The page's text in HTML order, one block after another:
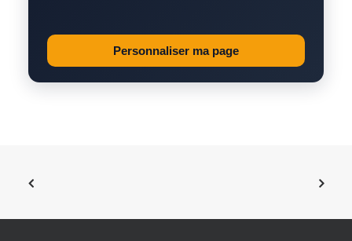
Personnaliser ma page